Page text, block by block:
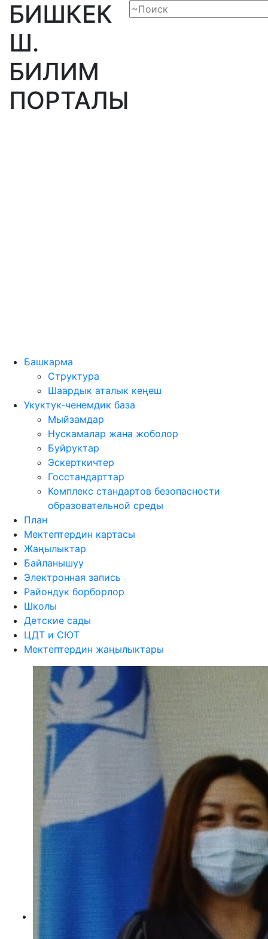
БИШКЕК
Ш.
БИЛИМ
ПОРТАЛЫ
Башкарма
Структура
Шаардык аталык кеңеш
Укуктук-ченемдик база
Мыйзамдар
Нускамалар жана жоболор
Буйруктар
Эскерткичтер
Госстандарттар
Комплекс стандартов безопасности
образовательной среды
План
Мектептердин картасы
Жаңылыктар
Байланышуу
Электронная запись
Райондук борборлор
Школы
Детские сады
ЦДТ и СЮТ
Мектептердин жаңылыктары